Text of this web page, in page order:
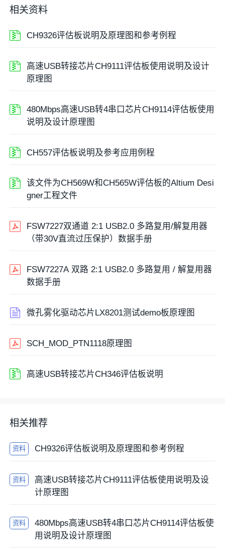
相关资料
CH9326评估板说明及原理图和参考例程
高速USB转接芯片CH9111评估板使用说明及设计
原理图
480Mbps高速USB转4串口芯片CH9114评估板使用
说明及设计原理图
CH557评估板说明及参考应用例程
该文件为CH569W和CH565W评估板的Altium Desi
gner工程文件
FSW7227双通道 2:1 USB2.0 多路复用/解复用器
（带30V直流过压保护）数据手册
FSW7227A 双路 2:1 USB2.0 多路复用 / 解复用器
数据手册
微孔雾化驱动芯片LX8201测试demo板原理图
SCH_MOD_PTN1118原理图
高速USB转接芯片CH346评估板说明
相关推荐
资料 CH9326评估板说明及原理图和参考例程
资料
高速USB转接芯片CH9111评估板使用说明及设
计原理图
资料
480Mbps高速USB转4串口芯片CH9114评估板使
用说明及设计原理图